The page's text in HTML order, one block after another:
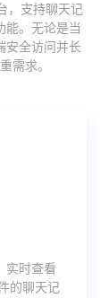
，支持聊天记
能。无论是当
安全访问并长
需求。
实时查看
的聊天记